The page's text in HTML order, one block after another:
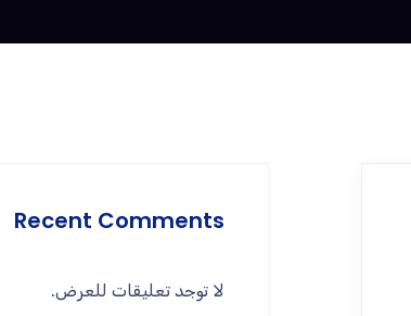
Recent Comments
لا توجد تعليقات للعرض.